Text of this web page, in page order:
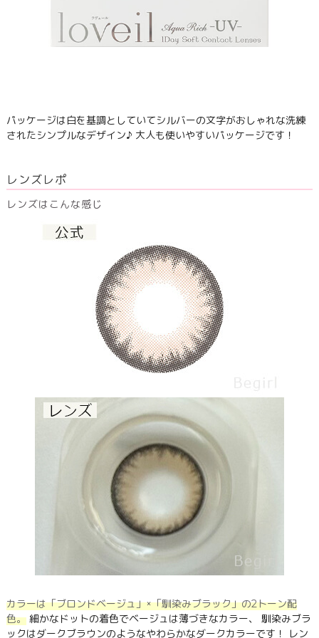
パッケージは白を基調としていてシルバーの文字がおしゃれな洗練
されたシンプルなデザイン♪ 大人も使いやすいパッケージです！
レンズレポ
レンズはこんな感じ
カラーは「ブロンドベージュ」×「馴染みブラック」の2トーン配
色。細かなドットの着色でベージュは薄づきなカラー、 馴染みブラ
ックはダークブラウンのようなやわらかなダークカラーです！ レン